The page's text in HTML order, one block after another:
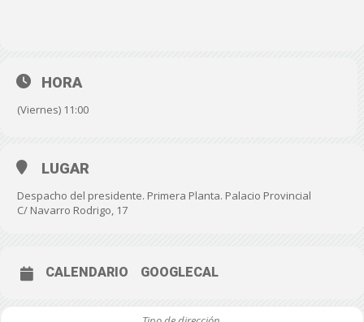
HORA
(Viernes) 11:00
LUGAR
Despacho del presidente. Primera Planta. Palacio Provincial
C/ Navarro Rodrigo, 17
CALENDARIO GOOGLECAL